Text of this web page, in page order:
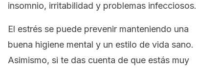
insomnio, irritabilidad y problemas infecciosos.
El estrés se puede prevenir manteniendo una
buena higiene mental y un estilo de vida sano.
Asimismo, si te das cuenta de que estás muy